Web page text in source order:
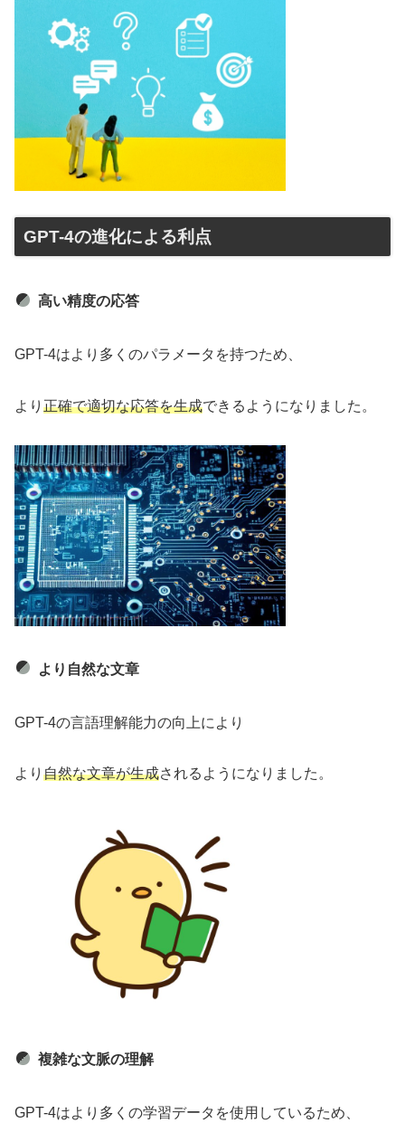
GPT-4の進化による利点
高い精度の応答
GPT-4はより多くのパラメータを持つため、
より 正確で適切な応答を生成できるようになりました。
より自然な文章
GPT-4の言語理解能力の向上により
より 自然な文章が生成されるようになりました。
複雑な文脈の理解
GPT-4はより多くの学習データを使用しているため、